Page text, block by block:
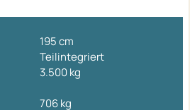
195 cm
Teilintegriert
3.500 kg
706 kg